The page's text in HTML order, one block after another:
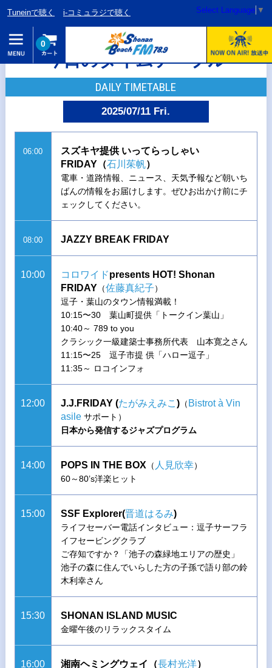
Tuneinで聴く i-コミュラジで聴く Select Language ▼
0
今日のタイムテーブル
DAILY TIMETABLE
2025/07/11 Fri.
06:00
スズキヤ提供 いってらっしゃい
FRIDAY（石川茱帆）
電車・道路情報、ニュース、天気予報など朝いち
ばんの情報をお届けします。ぜひお出かけ前にチ
ェックしてください。
08:00 JAZZY BREAK FRIDAY
10:00 コロワイドpresents HOT! Shonan
FRIDAY （佐藤真紀子）
逗子・葉山のタウン情報満載！
10:15〜30 葉山町提供「トークイン葉山」
10:40～ 789 to you
クラシック一級建築士事務所代表 山本寛之さん
11:15〜25 逗子市提 供「ハロー逗子」
11:35～ ロコインフォ
12:00 J.J.FRIDAY (たがみえみこ )（ Bistrot à Vin
asileサポート）
日本から発信するジャズプログラム
14:00 POPS IN THE BOX （ 人見欣幸）
60～80’s洋楽ヒット
15:00 SSF Explorer(晋道はるみ)
ライフセーバー電話インタビュー：逗子サーフラ
イフセービングクラブ
ご存知ですか？「池子の森緑地エリアの歴史」
池子の森に住んでいらした方の子孫で語り部の鈴
木利幸さん
15:30 SHONAN ISLAND MUSIC
金曜午後のリラックスタイム
16:00 湘南ヘミングウェイ（長村光洋）